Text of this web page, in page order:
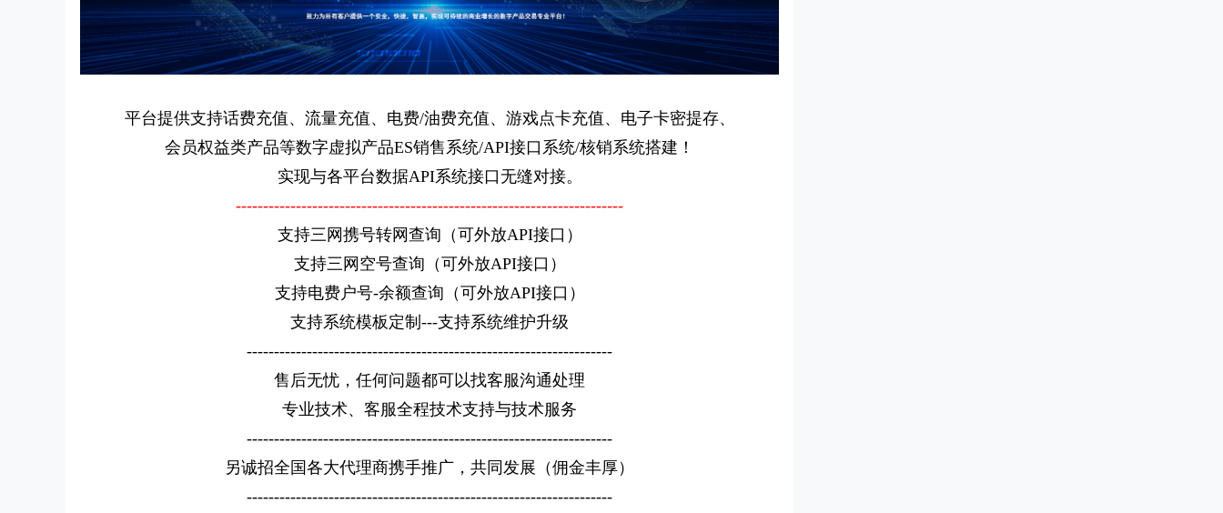
平台提供支持话费充值、流量充值、电费/油费充值、游戏点卡充值、电子卡密提存、
会员权益类产品等数字虚拟产品ES销售系统/API接口系统/核销系统搭建！
实现与各平台数据API系统接口无缝对接。
-----------------------------------------------------------------------
支持三网携号转网查询（可外放API接口）
支持三网空号查询（可外放API接口）
支持电费户号-余额查询（可外放API接口）
支持系统模板定制---支持系统维护升级
-------------------------------------------------------------------
售后无忧，任何问题都可以找客服沟通处理
专业技术、客服全程技术支持与技术服务
-------------------------------------------------------------------
另诚招全国各大代理商携手推广，共同发展（佣金丰厚）
-------------------------------------------------------------------